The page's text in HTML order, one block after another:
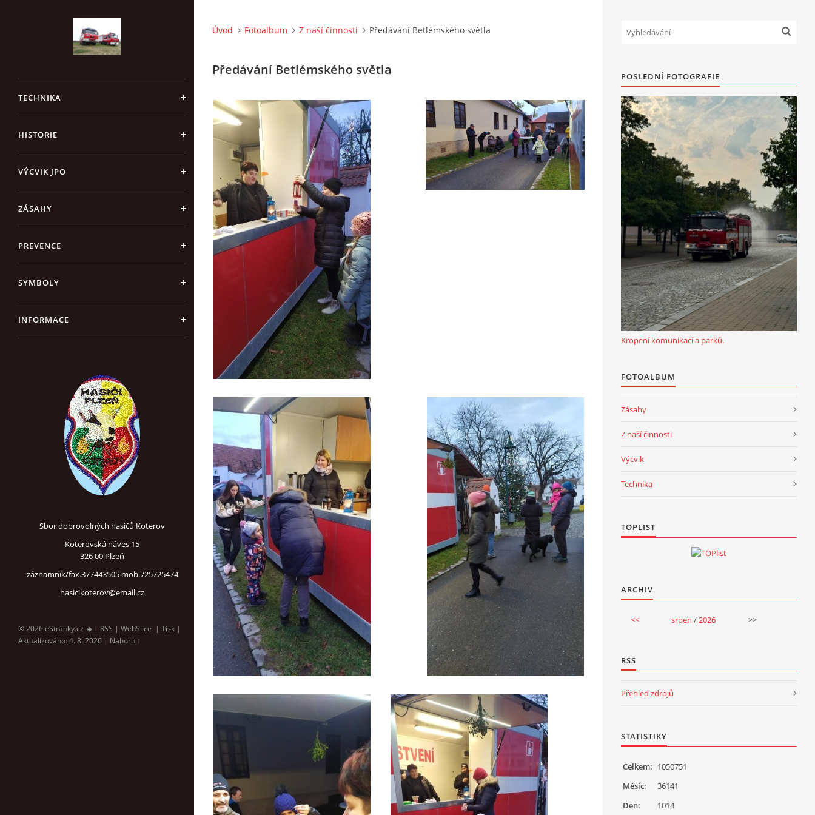
TECHNIKA
HISTORIE
VÝCVIK JPO
ZÁSAHY
PREVENCE
SYMBOLY
INFORMACE
Sbor dobrovolných hasičů Koterov
Koterovská náves 15
326 00 Plzeň
záznamník/fax.377443505 mob.725725474
hasicikoterov@email.cz
© 2026 eStránky.cz | RSS | WebSlice | Tisk |
Aktualizováno: 4. 8. 2026 | Nahoru ↑
Úvod Fotoalbum Z naší činnosti Předávání Betlémského světla
Předávání Betlémského světla POSLEDNÍ FOTOGRAFIE
Kropení komunikací a parků.
FOTOALBUM
Zásahy
Z naší činnosti
Výcvik
Technika
TOPLIST
ARCHIV
<< srpen /2026 >>
RSS
Přehled zdrojů
STATISTIKY
Celkem: 1050751
Měsíc:
36141
Den:
1014